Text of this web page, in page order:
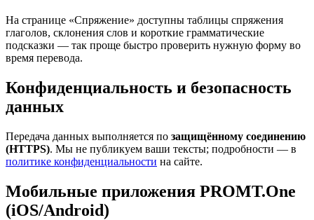
На странице «Спряжение» доступны таблицы спряжения
глаголов, склонения слов и короткие грамматические
подсказки — так проще быстро проверить нужную форму во
время перевода.
Конфиденциальность и безопасность
данных
Передача данных выполняется по защищённому соединению
(HTTPS). Мы не публикуем ваши тексты; подробности — в
политике конфиденциальности на сайте.
Мобильные приложения PROMT.One
(iOS/Android)